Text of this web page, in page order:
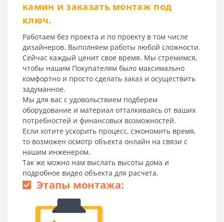
камин и заказать монтаж под
ключ.
Работаем без проекта и по проекту в том числе
дизайнеров. Выполняем работы любой сложности.
Сейчас каждый ценит свое время. Мы стремимся,
чтобы нашим Покупателям было максимально
комфортно и просто сделать заказ и осуществить
задуманное.
Мы для вас с удовольствием подберем
оборудование и материал отталкиваясь от ваших
потребностей и финансовых возможностей.
Если хотите ускорить процесс, сэкономить время,
то возможен осмотр объекта онлайн на связи с
нашим инженером.
Так же можно нам выслать высоты дома и
подробное видео объекта для расчета.
Этапы монтажа: